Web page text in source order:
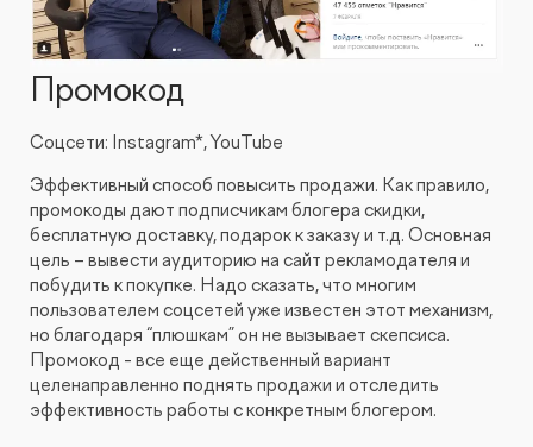
Промокод
Соцсети: Instagram*, YouTube
Эффективный способ повысить продажи. Как правило,
промокоды дают подписчикам блогера скидки,
бесплатную доставку, подарок к заказу и т.д. Основная
цель – вывести аудиторию на сайт рекламодателя и
побудить к покупке. Надо сказать, что многим
пользователем соцсетей уже известен этот механизм,
но благодаря “плюшкам” он не вызывает скепсиса.
Промокод - все еще действенный вариант
целенаправленно поднять продажи и отследить
эффективность работы с конкретным блогером.